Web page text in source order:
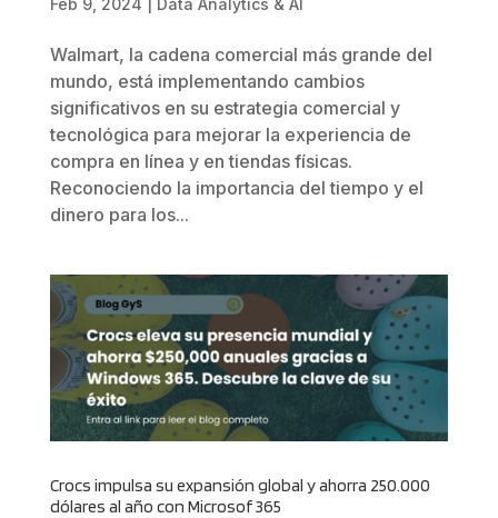
Feb 9, 2024 Data Analytics & AI
Walmart, la cadena comercial más grande del
mundo, está implementando cambios
significativos en su estrategia comercial y
tecnológica para mejorar la experiencia de
compra en línea y en tiendas físicas.
Reconociendo la importancia del tiempo y el
dinero para los...
Crocs impulsa su expansión global y ahorra 250.000
dólares al año con Microsof 365